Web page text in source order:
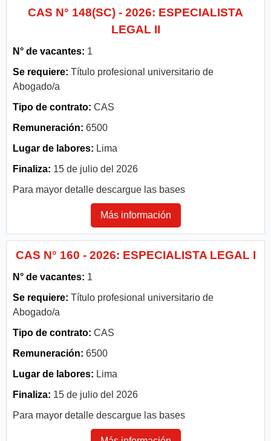
CAS N° 148(SC) - 2026: ESPECIALISTA
LEGAL II
N° de vacantes: 1
Se requiere: Título profesional universitario de
Abogado/a
Tipo de contrato: CAS
Remuneración: 6500
Lugar de labores: Lima
Finaliza: 15 de julio del 2026
Para mayor detalle descargue las bases
Más información
CAS N° 160 - 2026: ESPECIALISTA LEGAL I
N° de vacantes: 1
Se requiere: Título profesional universitario de
Abogado/a
Tipo de contrato: CAS
Remuneración: 6500
Lugar de labores: Lima
Finaliza: 15 de julio del 2026
Para mayor detalle descargue las bases